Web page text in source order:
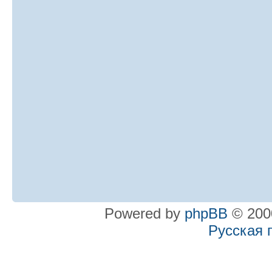
Powered by phpBB ©
Русская